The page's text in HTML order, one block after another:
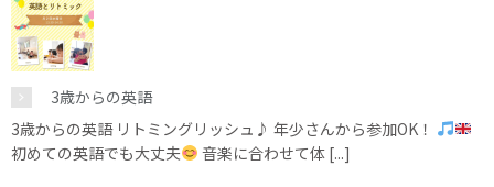
3歳からの英語
3歳からの英語 リトミングリッシュ♪ 年少さんから参加OK！
初めての英語でも大丈夫
音楽に合わせて体 [...]